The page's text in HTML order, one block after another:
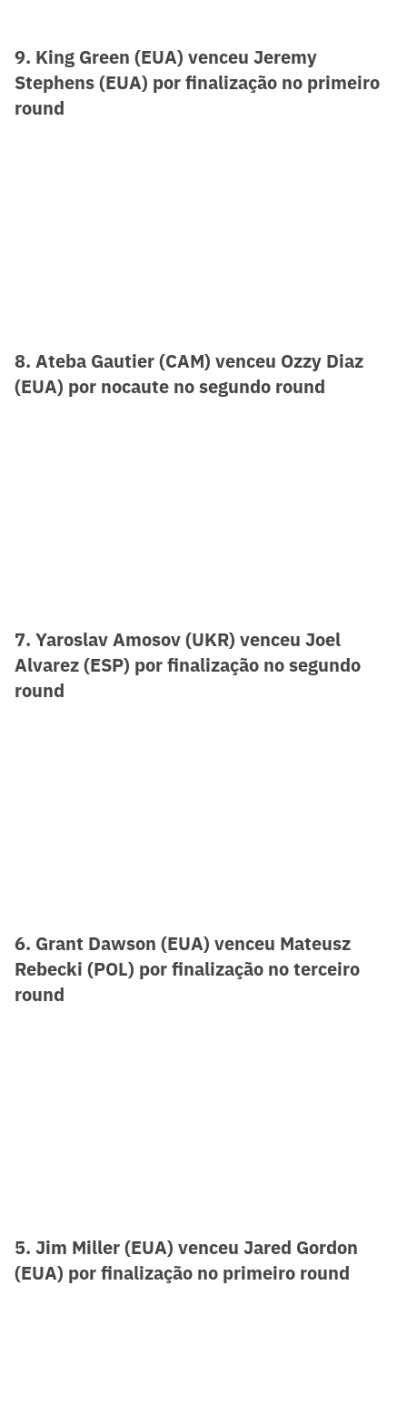
9. King Green (EUA) venceu Jeremy
Stephens (EUA) por finalização no primeiro
round
8. Ateba Gautier (CAM) venceu Ozzy Diaz
(EUA) por nocaute no segundo round
7. Yaroslav Amosov (UKR) venceu Joel
Alvarez (ESP) por finalização no segundo
round
6. Grant Dawson (EUA) venceu Mateusz
Rebecki (POL) por finalização no terceiro
round
5. Jim Miller (EUA) venceu Jared Gordon
(EUA) por finalização no primeiro round